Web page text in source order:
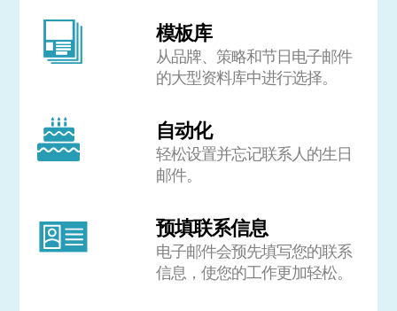
模板库
从品牌、策略和节日电子邮件
的大型资料库中进行选择。
自动化
轻松设置并忘记联系人的生日
邮件。
预填联系信息
电子邮件会预先填写您的联系
信息，使您的工作更加轻松。